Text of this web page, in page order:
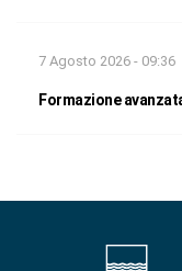
7 Agosto 2026 - 09:36
Formazione